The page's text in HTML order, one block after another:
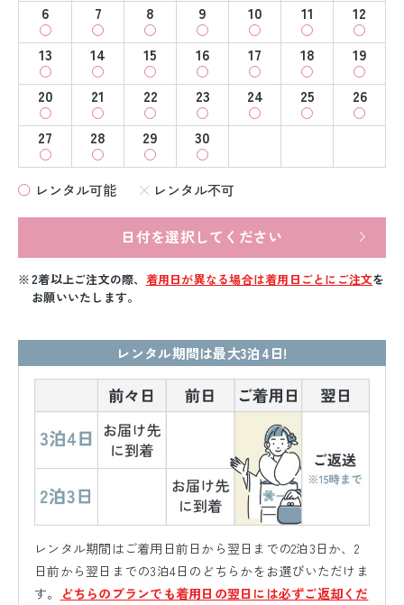
6
7 8 9 10 11
12
13
14 15 16 17 18
19
20
21 22 23 24 25
26
27
28 29 30
レンタル可能 レンタル不可
日付を選択してください
2着以上ご注文の際、 着用日が異なる場合は着用日ごとにご注文を
お願いいたします。
レンタル期間は最大3泊4日!
レンタル期間はご着用日前日から翌日までの2泊3日か、2
日前から翌日までの3泊4日のどちらかをお選びいただけま
す。
どちらのプランでも着用日の翌日には必ずご返却くだ